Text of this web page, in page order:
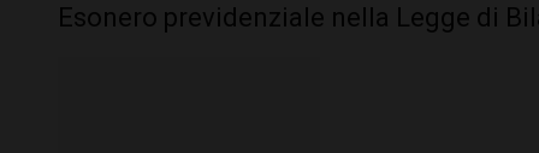
Esonero previdenziale nella Legge di